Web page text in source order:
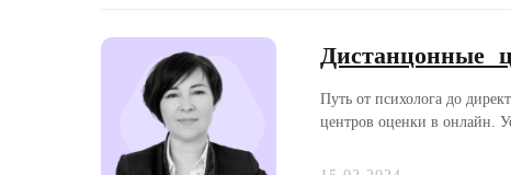
Дистанцонные
Путь от психолога до
центров оценки в онлайн.